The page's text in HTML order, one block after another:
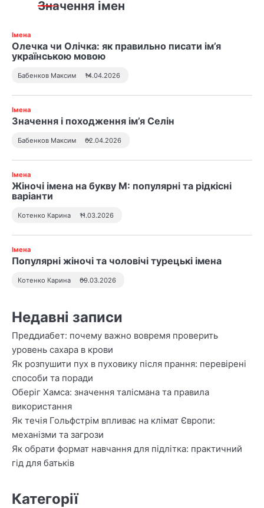
Значення імен
Імена
Олечка чи Олічка: як правильно писати ім’я
українською мовою
Бабенков Максим 14.04.2026
Імена
Значення і походження ім’я Селін
Бабенков Максим 02.04.2026
Імена
Жіночі імена на букву М: популярні та рідкісні
варіанти
Котенко Карина 11.03.2026
Імена
Популярні жіночі та чоловічі турецькі імена
Котенко Карина 09.03.2026
Недавні записи
Преддиабет: почему важно вовремя проверить
уровень сахара в крови
Як розпушити пух в пуховику після прання: перевірені
способи та поради
Оберіг Хамса: значення талісмана та правила
використання
Як течія Гольфстрім впливає на клімат Європи:
механізми та загрози
Як обрати формат навчання для підлітка: практичний
гід для батьків
Категорії